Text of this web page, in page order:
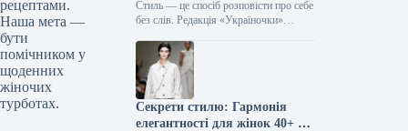
рецептами.
Наша мета —
бути
помічником у
щоденних
жіночих
турботах.
Стиль — це спосіб розповісти про себе
без слів. Редакція «Україночки»
тенденціями, і сьогодні ми
підготували…
Секрети стилю: Гармонія
елегантності для жінок 40+ від